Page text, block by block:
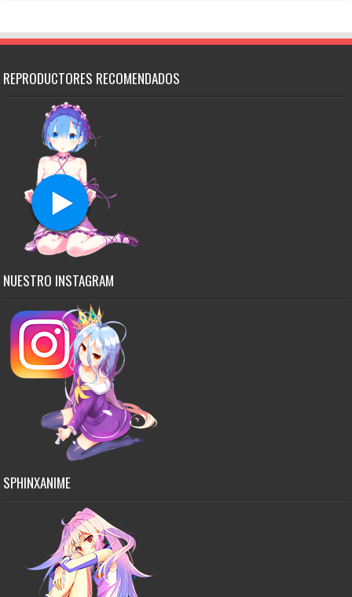
REPRODUCTORES RECOMENDADOS
NUESTRO INSTAGRAM
SPHINXANIME